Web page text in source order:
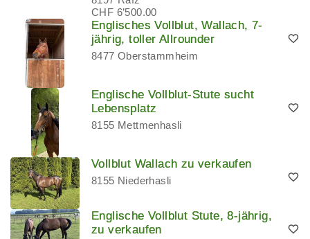
CHF 6’500.00
Englisches Vollblut, Wallach, 7-
jährig, toller Allrounder
8477 Oberstammheim
Englische Vollblut-Stute sucht
Lebensplatz
8155 Mettmenhasli
Vollblut Wallach zu verkaufen
8155 Niederhasli
Englische Vollblut Stute, 8-jährig,
zu verkaufen